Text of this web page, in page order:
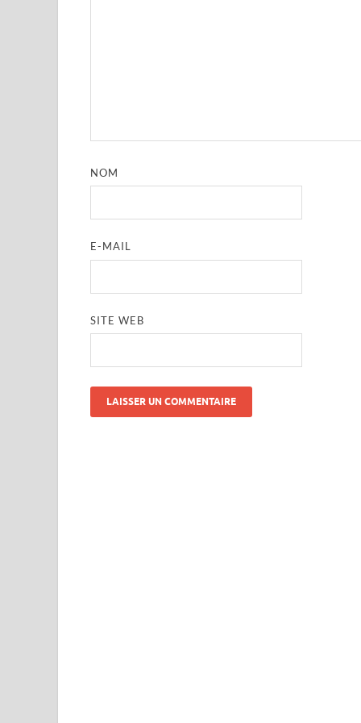
NOM
E-MAIL
SITE WEB